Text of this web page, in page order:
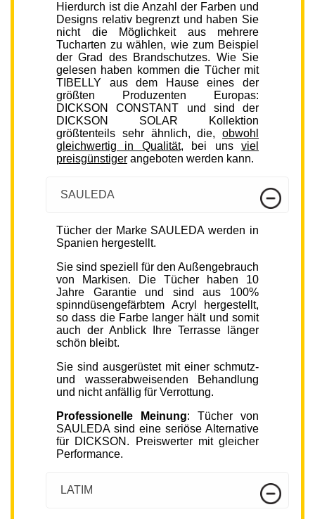
Hierdurch ist die Anzahl der Farben und
Designs relativ begrenzt und haben Sie
nicht die Möglichkeit aus mehrere
Tucharten zu wählen, wie zum Beispiel
der Grad des Brandschutzes. Wie Sie
gelesen haben kommen die Tücher mit
TIBELLY aus dem Hause eines der
größten Produzenten Europas:
DICKSON CONSTANT und sind der
DICKSON SOLAR Kollektion
größtenteils sehr ähnlich, die, obwohl
gleichwertig in Qualität, bei unsviel
preisgünstiger angeboten werden kann.
SAULEDA
Tücher der Marke SAULEDA werden in
Spanien hergestellt.
Sie sind speziell für den Außengebrauch
von Markisen. Die Tücher haben 10
Jahre Garantie und sind aus 100%
spinndüsengefärbtem Acryl hergestellt,
so dass die Farbe langer hält und somit
auch der Anblick Ihre Terrasse länger
schön bleibt.
Sie sind ausgerüstet mit einer schmutz-
und wasserabweisenden Behandlung
und nicht anfällig für Verrottung.
Professionelle Meinung: Tücher von
SAULEDA sind eine seriöse Alternative
für DICKSON. Preiswerter mit gleicher
Performance.
LATIM